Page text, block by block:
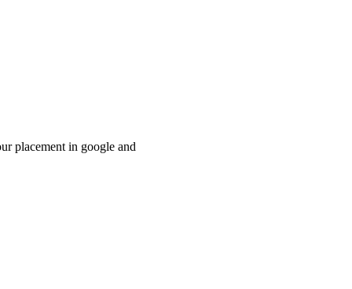
placement in google and